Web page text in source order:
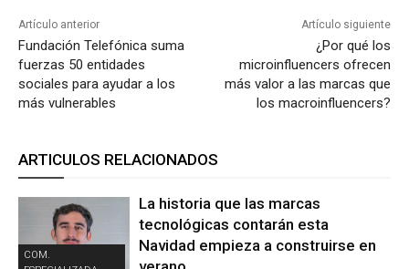
Artículo anterior
Fundación Telefónica suma
fuerzas 50 entidades
sociales para ayudar a los
más vulnerables
Artículo siguiente
¿Por qué los
microinfluencers ofrecen
más valor a las marcas que
los macroinfluencers?
ARTICULOS RELACIONADOS
COM.
La historia que las marcas
tecnológicas contarán esta
Navidad empieza a construirse en